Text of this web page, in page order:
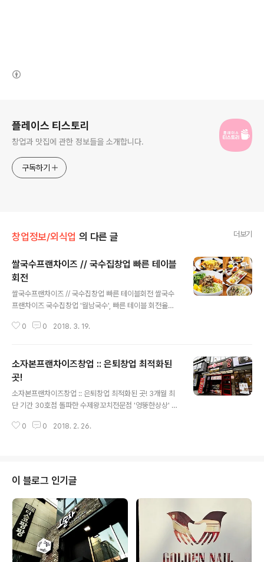
플레이스 티스토리
창업과 맛집에 관한 정보들을 소개합니다.
구독하기
창업정보/외식업 의 다른 글 더보기
쌀국수프랜차이즈 // 국수집창업 빠른 테이블
회전
쌀국수프랜차이즈 // 국수집창업 빠른 테이블회전 쌀국수
프랜차이즈 국수집창업 '월남국수', 빠른 테이블 회전율과
외활도잉 늘고 동시에외식소비량도 증가하고 있는데요. 이
다.이에 예비사업자들의 움직임이 매우 분주하죠. 그렇다
면 지금 시작해보면 좋을 외식창업아이템은 무엇일까요?
대표적으로 쌀국수전문점을 들 수 있는데요. 쌀국수의 경
우,꾸준한 열풍의 웰빙트렌드를 충족시키는 외식메뉴 중
여행이대중화되면서 쌀국수에 거부감을 느끼지 않는 이들
0 0 2018. 3. 19.
소자본프랜차이즈창업 :: 은퇴창업 최적화된
곳!
소자본프랜차이즈창업 :: 은퇴창업 최적화된 곳! 3개월 최
단 기간 30호점 돌파한 수제왕꼬치전문점 '엉뚱한상상' 소
기간 30호점을 돌파하는 등 남다른 저력을 보여주며 업계
보입니다 그렇다면 은퇴창업 '엉뚱한상상'의 성공 원동력
은 무엇일까요? 가장 먼저 주목해볼 부분은 인건비 절감 노
하우 확보입니다 최저임금인상이 성공창업에 최대 변수가
된 지금, 이러한 노하우는 예비창업자들의 이목을 더욱 집
중시킬 수 밖에 없습니다 이는 체계적인 본사역량 덕분이
라 할 수 있는데, 현재 소자본프랜차이즈창업 ..
0 0 2018. 2. 26.
이 블로그 인기글